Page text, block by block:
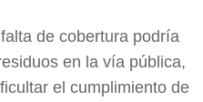
de cobertura podría
en la vía pública,
el cumplimiento de